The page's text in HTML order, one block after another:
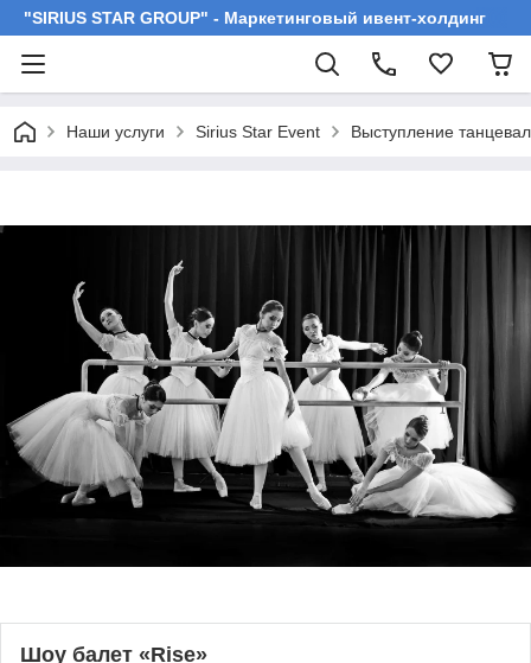
"SIRIUS STAR GROUP" - Маркетинговый ивент-холдинг
Наши услуги Sirius Star Event Выступление
Шоу балет «Rise»